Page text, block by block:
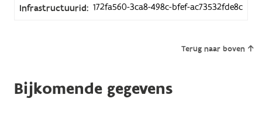
Infrastructuurid: 172fa560-3ca8-498c-bfef-ac73532fde8c
Terug naar boven
Bijkomende gegevens